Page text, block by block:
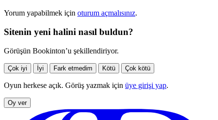
Yorum yapabilmek için oturum açmalısınız.
Sitenin yeni halini nasıl buldun?
Görüşün Bookinton’u şekillendiriyor.
Çok iyi İyi Fark etmedim Kötü Çok kötü
Oyun herkese açık. Görüş yazmak için üye girişi yap.
Oy ver